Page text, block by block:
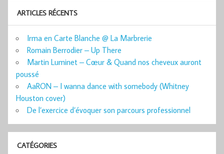
ARTICLES RÉCENTS
Irma en Carte Blanche @ La Marbrerie
Romain Berrodier – Up There
Martin Luminet – Cœur & Quand nos cheveux auront
poussé
AaRON – I wanna dance with somebody (Whitney
Houston cover)
De l’exercice d’évoquer son parcours professionnel
CATÉGORIES